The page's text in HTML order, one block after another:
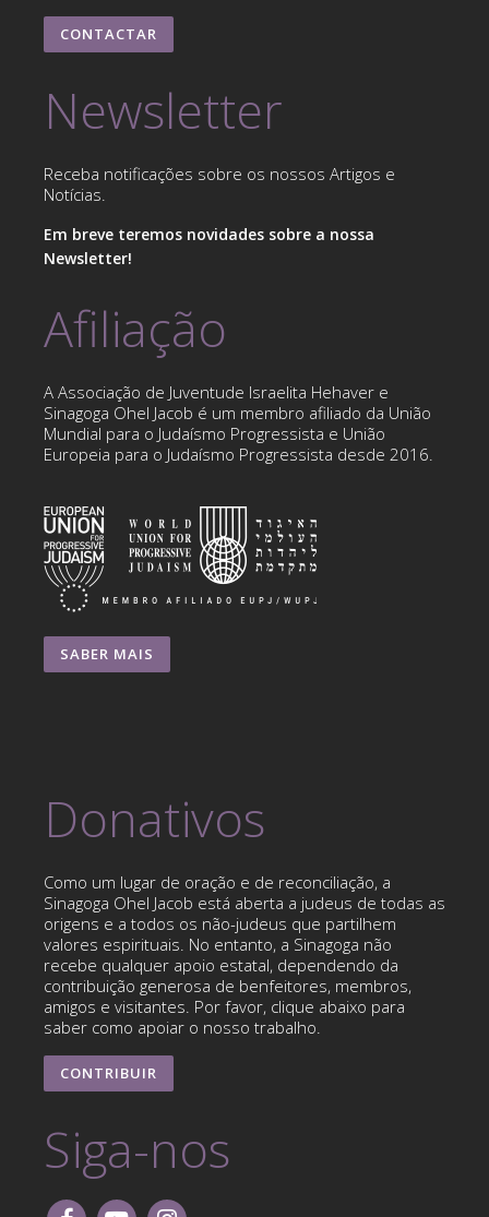
CONTACTAR
Newsletter
Receba notificações sobre os nossos Artigos e
Notícias.
Em breve teremos novidades sobre a nossa
Newsletter!
Afiliação
A Associação de Juventude Israelita Hehaver e
Sinagoga Ohel Jacob é um membro afiliado da União
Mundial para o Judaísmo Progressista e União
Europeia para o Judaísmo Progressista desde 2016.
SABER MAIS
Donativos
Como um lugar de oração e de reconciliação, a
Sinagoga Ohel Jacob está aberta a judeus de todas as
origens e a todos os não-judeus que partilhem
valores espirituais. No entanto, a Sinagoga não
recebe qualquer apoio estatal, dependendo da
contribuição generosa de benfeitores, membros,
amigos e visitantes. Por favor, clique abaixo para
saber como apoiar o nosso trabalho.
CONTRIBUIR
Siga-nos